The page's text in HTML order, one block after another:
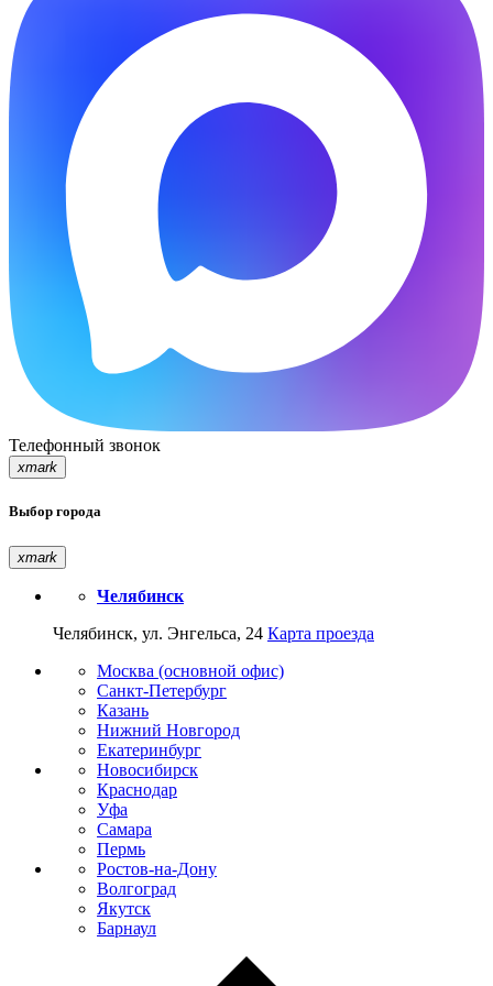
Телефонный звонок
xmark
Выбор города
xmark
Челябинск
Челябинск, ул. Энгельса, 24 Карта проезда
Москва (основной офис)
Санкт-Петербург
Казань
Нижний Новгород
Екатеринбург
Новосибирск
Краснодар
Уфа
Самара
Пермь
Ростов-на-Дону
Волгоград
Якутск
Барнаул